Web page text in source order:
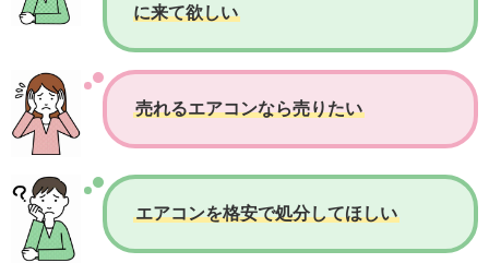
に来て欲しい
売れるエアコンなら売りたい
エアコンを格安で処分してほしい